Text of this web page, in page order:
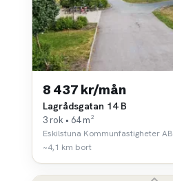
8 437 kr/mån
Lagrådsgatan 14 B
3 rok • 64 m²
Eskilstuna Kommunfastigheter AB
~4,1 km bort